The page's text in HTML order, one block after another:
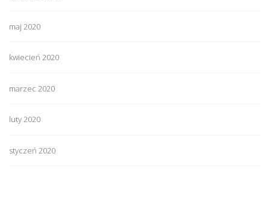
maj 2020
kwiecień 2020
marzec 2020
luty 2020
styczeń 2020